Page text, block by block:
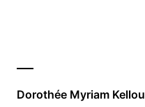
Dorothée Myriam Kellou